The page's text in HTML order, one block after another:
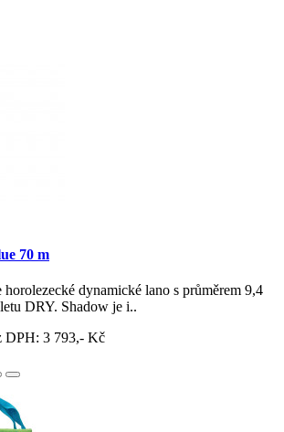
70 m
dynamické lano s průměrem 9,4
DRY. Shadow je i..
DPH: 3 793,- Kč